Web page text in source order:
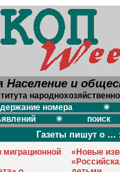
Население и
номера
поиск
Газеты пишут о ...
миграционной
«Новые